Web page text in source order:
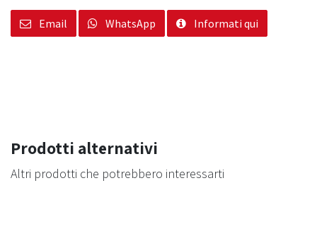
Email WhatsApp Informati qui
Prodotti alternativi
Altri prodotti che potrebbero interessarti